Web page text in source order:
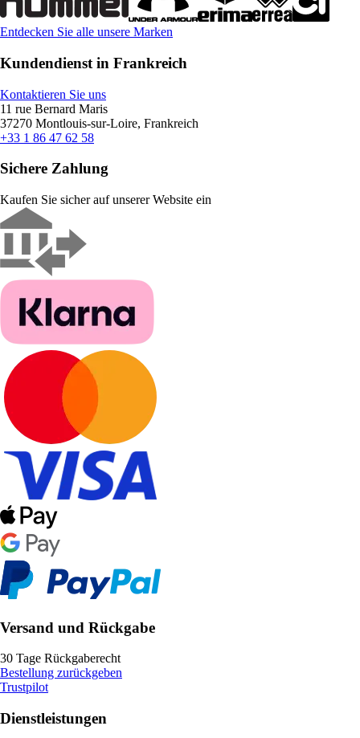
Entdecken Sie alle unsere Marken
Kundendienst in Frankreich
Kontaktieren Sie uns
11 rue Bernard Maris
37270 Montlouis-sur-Loire, Frankreich
+33 1 86 47 62 58
Sichere Zahlung
Kaufen Sie sicher auf unserer Website ein
Versand und Rückgabe
30 Tage Rückgaberecht
Bestellung zurückgeben
Trustpilot
Dienstleistungen